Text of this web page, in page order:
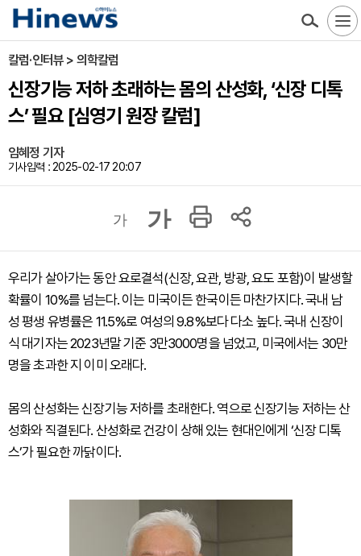
칼럼·인터뷰 > 의학칼럼
신장기능 저하 초래하는 몸의 산성화, ‘신장 디톡
스’ 필요 [심영기 원장 칼럼]
임혜정 기자
기사입력 : 2025-02-17 20:07
가 가
우리가 살아가는 동안 요로결석(신장, 요관, 방광, 요도 포함)이 발생할
확률이 10%를 넘는다. 이는 미국이든 한국이든 마찬가지다. 국내 남
성 평생 유병률은 11.5%로 여성의 9.8%보다 다소 높다. 국내 신장이
식 대기자는 2023년말 기준 3만3000명을 넘었고, 미국에서는 30만
명을 초과한 지 이미 오래다.
몸의 산성화는 신장기능 저하를 초래한다. 역으로 신장기능 저하는 산
성화와 직결된다. 산성화로 건강이 상해 있는 현대인에게 ‘신장 디톡
스’가 필요한 까닭이다.